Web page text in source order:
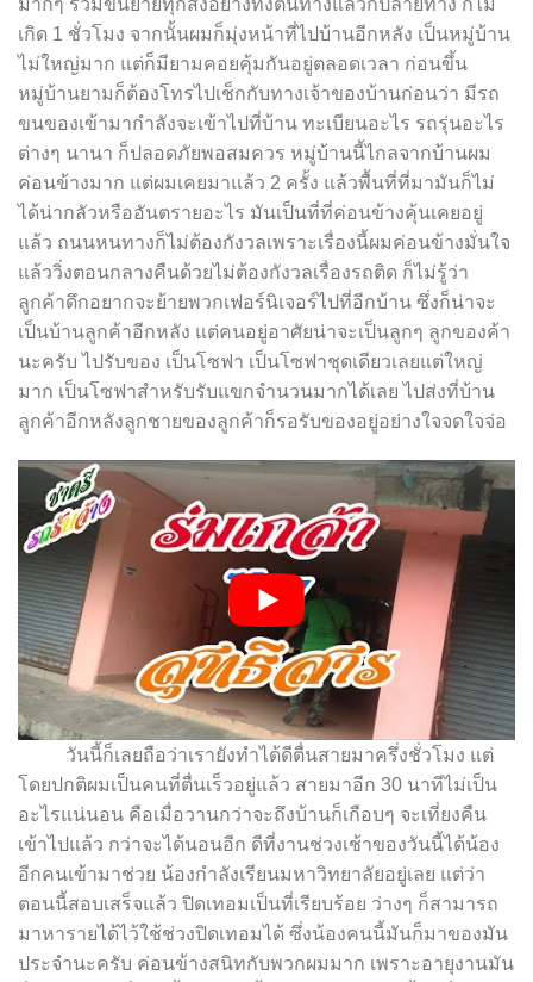
มากๆ รวมขนย้ายทุกสิ่งอย่างทั้งต้นทางแล้วก็ปลายทาง ก็ไม่
เกิด 1 ชั่วโมง จากนั้นผมก็มุ่งหน้าที่ไปบ้านอีกหลัง เป็นหมู่บ้าน
ไม่ใหญ่มาก แต่ก็มียามคอยคุ้มกันอยู่ตลอดเวลา ก่อนขึ้น
หมู่บ้านยามก็ต้องโทรไปเช็กกับทางเจ้าของบ้านก่อนว่า มีรถ
ขนของเข้ามากำลังจะเข้าไปที่บ้าน ทะเบียนอะไร รถรุ่นอะไร
ต่างๆ นานา ก็ปลอดภัยพอสมควร หมู่บ้านนี้ไกลจากบ้านผม
ค่อนข้างมาก แต่ผมเคยมาแล้ว 2 ครั้ง แล้วพื้นที่ที่มามันก็ไม่
ได้น่ากลัวหรืออันตรายอะไร มันเป็นที่ที่ค่อนข้างคุ้นเคยอยู่
แล้ว ถนนหนทางก็ไม่ต้องกังวลเพราะเรื่องนี้ผมค่อนข้างมั่นใจ
แล้ววิ่งตอนกลางคืนด้วยไม่ต้องกังวลเรื่องรถติด ก็ไม่รู้ว่า
ลูกค้าดึกอยากจะย้ายพวกเฟอร์นิเจอร์ไปที่อีกบ้าน ซึ่งก็น่าจะ
เป็นบ้านลูกค้าอีกหลัง แต่คนอยู่อาศัยน่าจะเป็นลูกๆ ลูกของค้า
นะครับ ไปรับของ เป็นโซฟา เป็นโซฟาชุดเดียวเลยแต่ใหญ่
มาก เป็นโซฟาสำหรับรับแขกจำนวนมากได้เลย ไปส่งที่บ้าน
ลูกค้าอีกหลังลูกชายของลูกค้าก็รอรับของอยู่อย่างใจจดใจจ่อ
วันนี้ก็เลยถือว่าเรายังทำได้ดีตื่นสายมาครึ่งชั่วโมง แต่
โดยปกติผมเป็นคนที่ตื่นเร็วอยู่แล้ว สายมาอีก 30 นาทีไม่เป็น
อะไรแน่นอน คือเมื่อวานกว่าจะถึงบ้านก็เกือบๆ จะเที่ยงคืน
เข้าไปแล้ว กว่าจะได้นอนอีก ดีที่งานช่วงเช้าของวันนี้ได้น้อง
อีกคนเข้ามาช่วย น้องกำลังเรียนมหาวิทยาลัยอยู่เลย แต่ว่า
ตอนนี้สอบเสร็จแล้ว ปิดเทอมเป็นที่เรียบร้อย ว่างๆ ก็สามารถ
มาหารายได้ไว้ใช้ช่วงปิดเทอมได้ ซึ่งน้องคนนี้มันก็มาของมัน
ประจำนะครับ ค่อนข้างสนิทกับพวกผมมาก เพราะอายุงานมัน